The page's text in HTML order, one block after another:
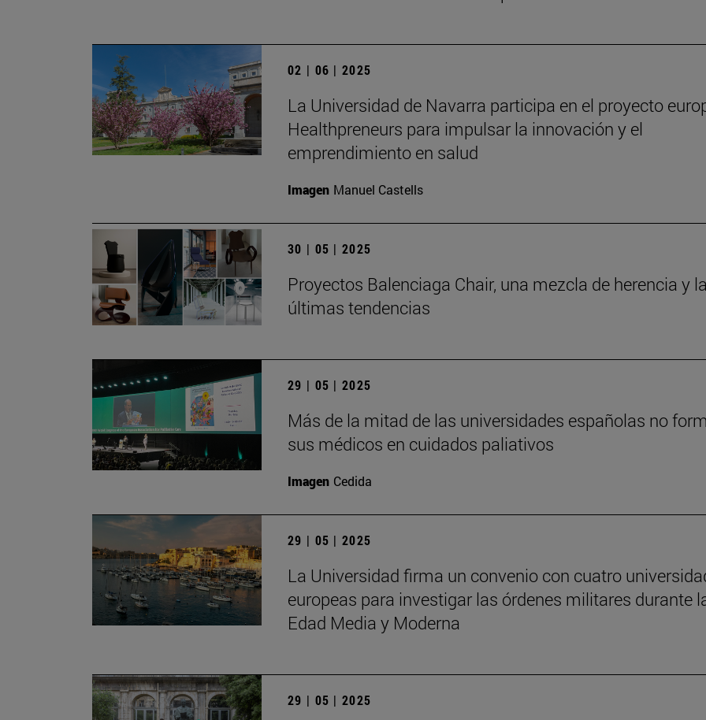
02 | 06 | 2025
La Universidad de Navarra participa en el proyecto
Healthpreneurs para impulsar la innovación y el
emprendimiento en salud
Imagen Manuel Castells
30 | 05 | 2025
Proyectos Balenciaga Chair, una mezcla de herencia y
últimas tendencias
29 | 05 | 2025
Más de la mitad de las universidades españolas no
sus médicos en cuidados paliativos
Imagen Cedida
29 | 05 | 2025
La Universidad firma un convenio con cuatro
europeas para investigar las órdenes militares durante
Edad Media y Moderna
29 | 05 | 2025